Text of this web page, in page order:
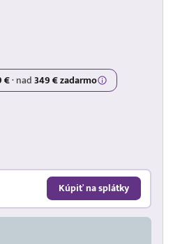
€·nad349 € zadarmo
Kúpiť na splátky